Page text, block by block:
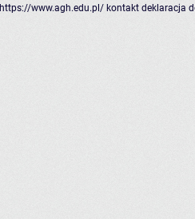
https://www.agh.edu.pl/ kontakt deklaracja